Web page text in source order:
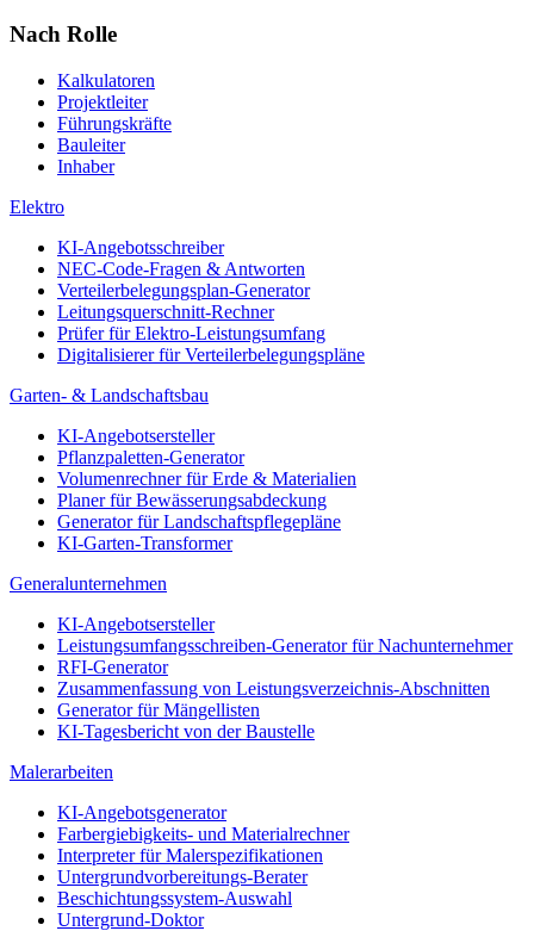
Nach Rolle
Kalkulatoren
Projektleiter
Führungskräfte
Bauleiter
Inhaber
Elektro
KI-Angebotsschreiber
NEC-Code-Fragen & Antworten
Verteilerbelegungsplan-Generator
Leitungsquerschnitt-Rechner
Prüfer für Elektro-Leistungsumfang
Digitalisierer für Verteilerbelegungspläne
Garten- & Landschaftsbau
KI-Angebotsersteller
Pflanzpaletten-Generator
Volumenrechner für Erde & Materialien
Planer für Bewässerungsabdeckung
Generator für Landschaftspflegepläne
KI-Garten-Transformer
Generalunternehmen
KI-Angebotsersteller
Leistungsumfangsschreiben-Generator für Nachunternehmer
RFI-Generator
Zusammenfassung von Leistungsverzeichnis-Abschnitten
Generator für Mängellisten
KI-Tagesbericht von der Baustelle
Malerarbeiten
KI-Angebotsgenerator
Farbergiebigkeits- und Materialrechner
Interpreter für Malerspezifikationen
Untergrundvorbereitungs-Berater
Beschichtungssystem-Auswahl
Untergrund-Doktor